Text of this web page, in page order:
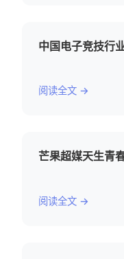
中国电子竞技行
阅读全文 →
芒果超媒天生青
阅读全文 →